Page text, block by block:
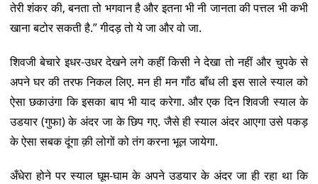
तेरी शंकर की, बनता तो भगवान है और इतना भी नी जानता की पत्तल भी कभी
खाना बटोर सकती है.” गीदड़ तो ये जा और वो जा.
शिवजी बेचारे इधर-उधर देखने लगे कहीं किसी ने देखा तो नहीं और चुपके से
अपने घर की तरफ निकल लिए. मन ही मन गाँठ बाँध ली इस साले स्याल को
ऐसा छकाउंगा कि इसका बाप भी याद करेगा. और एक दिन शिवजी स्याल के
उडयार (गुफा) के अंदर जा के छिप गए. जैसे ही स्याल अंदर आएगा उसे पकड़
के ऐसा सबक दूंगा क़ी लोगों को तंग करना भूल जायेगा.
अँधेरा होने पर स्याल घूम-घाम के अपने उडयार के अंदर जा ही रहा था कि